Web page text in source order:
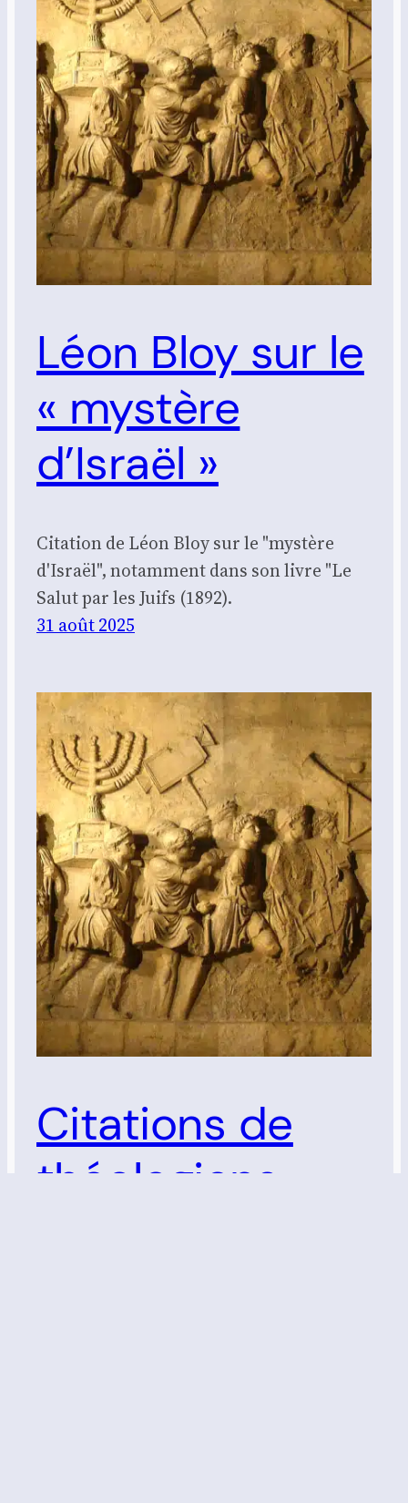
Léon Bloy sur le
« mystère
d’Israël »
Citation de Léon Bloy sur le "mystère
d'Israël", notamment dans son livre "Le
Salut par les Juifs (1892).
31 août 2025
Citations de
théologiens